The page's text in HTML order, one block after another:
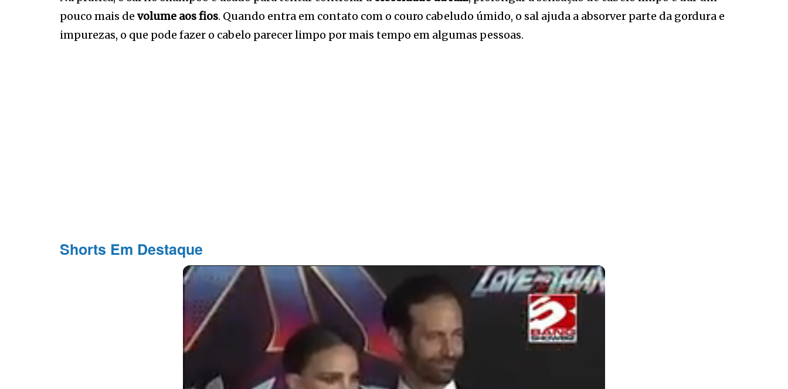
pouco mais de volume aos fios. Quando entra em contato com o couro cabeludo úmido, o sal ajuda a absorver parte da gordura e
impurezas, o que pode fazer o cabelo parecer limpo por mais tempo em algumas pessoas.
Shorts Em Destaque